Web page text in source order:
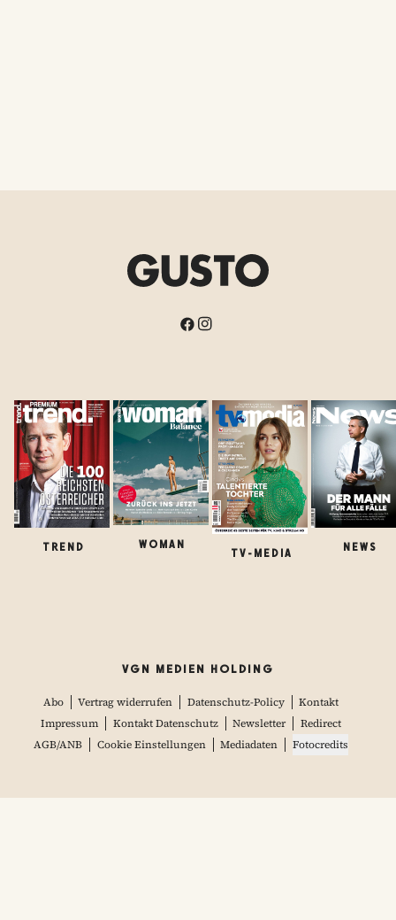
TREND WOMAN
TV-MEDIA
NEWS
VGN MEDIEN HOLDING
Abo Vertrag widerrufen Datenschutz-Policy
Kontakt
Impressum
Kontakt Datenschutz Newsletter
Redirect
AGB/ANB
Cookie Einstellungen Mediadaten Fotocredits